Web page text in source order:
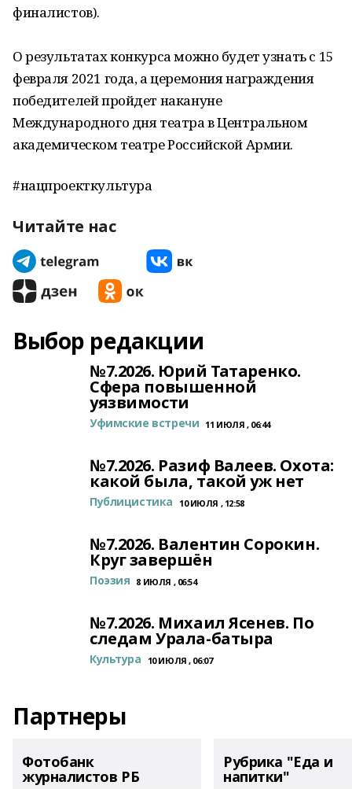
финалистов).
О результатах конкурса можно будет узнать с 15
февраля 2021 года, а церемония награждения
победителей пройдет накануне
Международного дня театра в Центральном
академическом театре Российской Армии.
#нацпроекткультура
Читайте нас
Выбор редакции
№7.2026. Юрий Татаренко.
Сфера повышенной
уязвимости
Уфимские встречи 11 ИЮЛЯ , 06:44
№7.2026. Разиф Валеев. Охота:
какой была, такой уж нет
Публицистика 10 ИЮЛЯ , 12:58
№7.2026. Валентин Сорокин.
Круг завершён
Поэзия 8 ИЮЛЯ , 06:54
№7.2026. Михаил Ясенев. По
следам Урала-батыра
Культура 10 ИЮЛЯ , 06:07
Партнеры
Фотобанк
журналистов РБ
Рубрика "Еда и
напитки"